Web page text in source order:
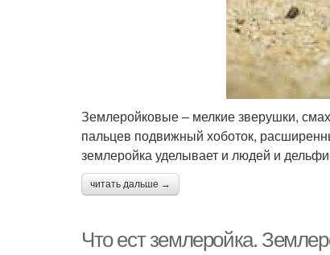
Землеройковые – мелкие зверушки,
пальцев подвижный хоботок,
землеройка уделывает и людей и
читать дальше →
Что ест землеройка.